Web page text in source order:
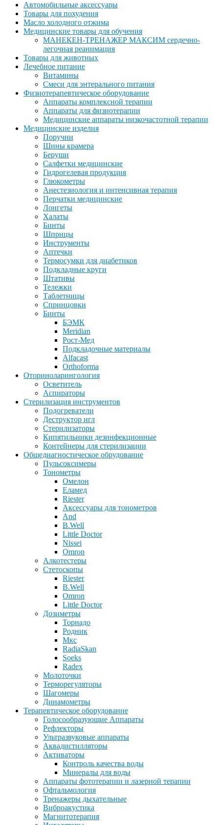
Автомобильные аксессуары
Товары для похудения
Масло холодного отжима
Медицинские товары для обучения
МАНЕКЕН-ТРЕНАЖЕР МАКСИМ сердечно-
легочная реанимация
Товары для животных
Лечебное питание
Витамины
Смеси для энтерального питания
Физиотерапевтическое оборудование
Аппараты комплексной терапии
Аппараты для физиотерапии
Медицинские аппараты низкочастотной терапии
Медицинские изделия
Поручни
Шины крамера
Беруши
Салфетки медицинские
Гидрогелевая продукция
Глюкометры
Анестезиология и интенсивная терапия
Перчатки медицинские
Лонгеты
Халаты
Бинты
Шприцы
Инструменты
Аптечки
Термосумки для диабетиков
Подкладные круги
Штативы
Тележки
Таблетницы
Спринцовки
Бинты
БЭМК
Meridian
Рост-Мед
Подкладочные материалы
Alfacast
Orthoforma
Оториноларингология
Осветитель
Аспираторы
Стерилизация инструментов
Подогреватели
Деструктор игл
Стерилизаторы
Кипятильники дезинфекционные
Контейнеры для стерилизации
Общедиагностическое обрудование
Пульсоксимеры
Тонометры
Омелон
Еламед
Riester
Аксессуары для тонометров
And
B.Well
Little Doctor
Nissei
Omron
Алкотестеры
Стетоскопы
Riester
B.Well
Omron
Little Doctor
Дозиметры
Торнадо
Родник
Мкс
RadiaSkan
Soeks
Radex
Молоточки
Терморегуляторы
Шагомеры
Динамометры
Терапевтическое оборудование
Голосообразующие Аппараты
Рефлекторы
Ультразвуковые аппараты
Аквадистилляторы
Активаторы
Контроль качества воды
Минералы для воды
Аппараты фототерапии и лазерной терапии
Офтальмология
Тренажеры дыхательные
Виброакустика
Магнитотерапия